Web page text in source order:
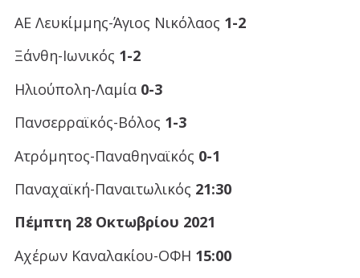
ΑΕ Λευκίμμης-Άγιος Νικόλαος 1-2
Ξάνθη-Ιωνικός 1-2
Ηλιούπολη-Λαμία 0-3
Πανσερραϊκός-Βόλος 1-3
Ατρόμητος-Παναθηναϊκός 0-1
Παναχαϊκή-Παναιτωλικός 21:30
Πέμπτη 28 Οκτωβρίου 2021
Αχέρων Καναλακίου-ΟΦΗ 15:00